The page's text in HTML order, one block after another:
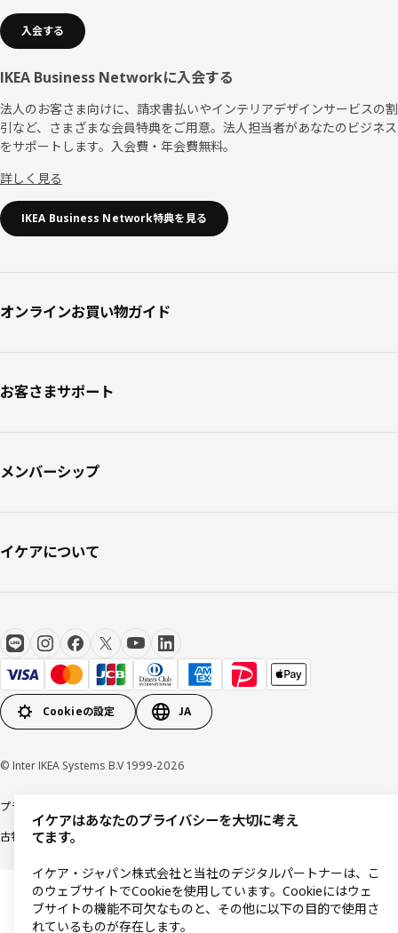
入会する
IKEA Business Networkに入会する
法人のお客さま向けに、請求書払いやインテリアデザインサービスの割
引など、さまざまな会員特典をご用意。法人担当者があなたのビジネス
をサポートします。入会費・年会費無料。
詳しく見る
IKEA Business Network特典を見る
オンラインお買い物ガイド
お客さまサポート
メンバーシップ
イケアについて
Cookieの設定 JA
© Inter IKEA Systems B.V 1999-2026
プライバシーポリシー
古物営業法に基づく表記
イケアはあなたのプライバシーを大切に考え
てます。
イケア・ジャパン株式会社と当社のデジタルパートナーは、こ
のウェブサイトでCookieを使用しています。Cookieにはウェ
ブサイトの機能不可欠なものと、その他に以下の目的で使用さ
れているものが存在します。